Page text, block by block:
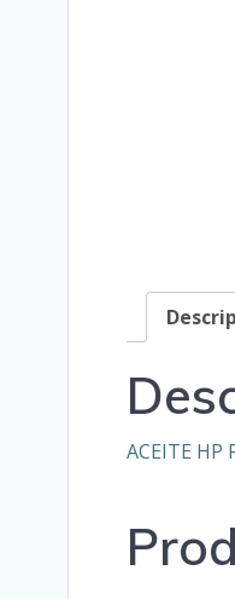
ACEITE HP